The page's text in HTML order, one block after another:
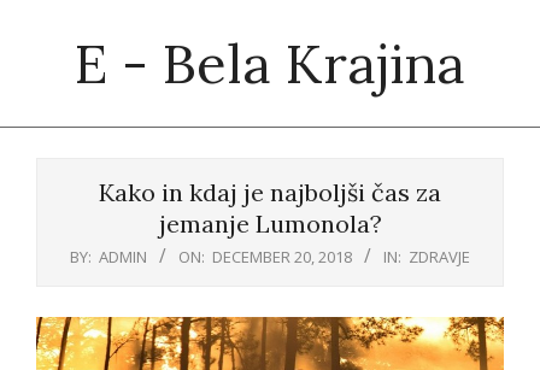
E - Bela Krajina
Kako in kdaj je najboljši čas za
jemanje Lumonola?
BY: ADMIN ON: DECEMBER 20, 2018 IN: ZDRAVJE